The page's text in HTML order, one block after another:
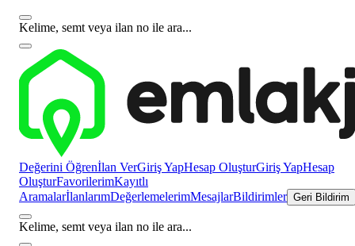
Kelime, semt veya ilan no ile ara...
Değerini Öğrenİlan VerGiriş YapHesap OluşturGiriş YapHesap
OluşturFavorilerimKayıtlı
AramalarİlanlarımDeğerlemelerimMesajlarBildirimler Geri Bildirim
Kelime, semt veya ilan no ile ara...